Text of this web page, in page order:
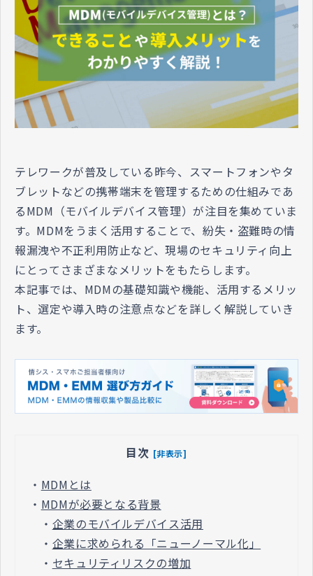
テレワークが普及している昨今、スマートフォンやタ
ブレットなどの携帯端末を管理するための仕組みであ
るMDM（モバイルデバイス管理）が注目を集めていま
す。MDMをうまく活用することで、紛失・盗難時の情
報漏洩や不正利用防止など、現場のセキュリティ向上
にとってさまざまなメリットをもたらします。
本記事では、MDMの基礎知識や機能、活用するメリッ
ト、選定や導入時の注意点などを詳しく解説していき
ます。
目次 [非表示]
・ MDMとは
・ MDMが必要となる背景
・ 企業のモバイルデバイス活用
・ 企業に求められる「ニューノーマル化」
・ セキュリティリスクの増加